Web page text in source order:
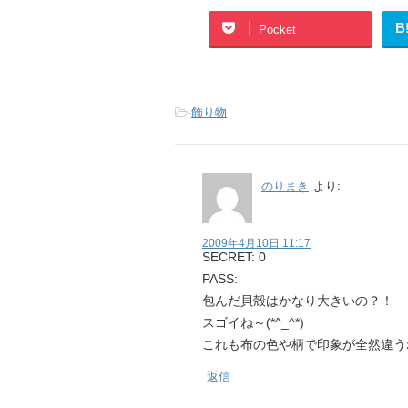
Pocket B!
-飾り物
のりまき より:
2009年4月10日 11:17
SECRET: 0
PASS:
包んだ貝殻はかなり大きいの？！
スゴイね～(*^_^*)
これも布の色や柄で印象が全然違
返信